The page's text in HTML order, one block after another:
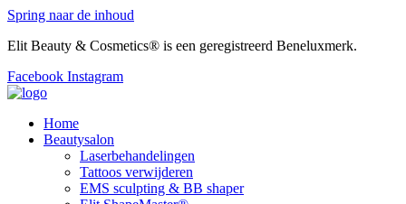
Spring naar de inhoud
Elit Beauty & Cosmetics® is een geregistreerd Beneluxmerk.
Facebook Instagram
Home
Beautysalon
Laserbehandelingen
Tattoos verwijderen
EMS sculpting & BB shaper